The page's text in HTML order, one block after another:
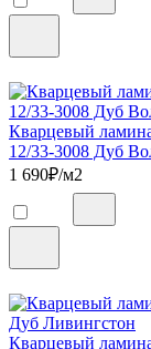
Кварцевый
12/33-3008 Дуб
1 690₽/м2
Кварцевый